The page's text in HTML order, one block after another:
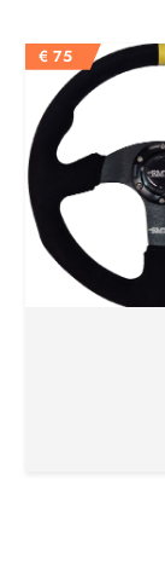
€ 75